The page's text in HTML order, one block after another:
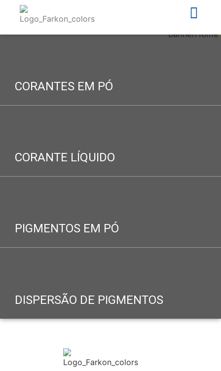
CORANTES EM PÓ
CORANTE LÍQUIDO
PIGMENTOS EM PÓ
DISPERSÃO DE PIGMENTOS